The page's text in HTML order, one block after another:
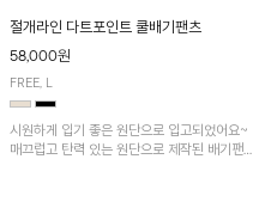
절개라인 다트포인트 쿨배기팬츠
58,000원
FREE, L
시원하게 입기 좋은 원단으로 입고되었어요~
매끄럽고 탄력 있는 원단으로 제작된 배기팬츠